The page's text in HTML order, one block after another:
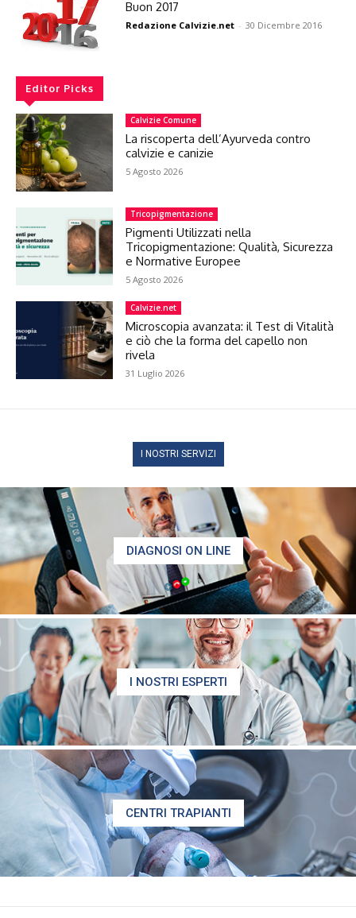
Buon 2017
Redazione Calvizie.net - 30 Dicembre 2016
Editor Picks
Calvizie Comune
La riscoperta dell’Ayurveda contro
calvizie e canizie
5 Agosto 2026
Tricopigmentazione
Pigmenti Utilizzati nella
Tricopigmentazione: Qualità, Sicurezza
e Normative Europee
5 Agosto 2026
Calvizie.net
Microscopia avanzata: il Test di Vitalità
e ciò che la forma del capello non
rivela
31 Luglio 2026
I NOSTRI SERVIZI
DIAGNOSI ON LINE
I NOSTRI ESPERTI
CENTRI TRAPIANTI